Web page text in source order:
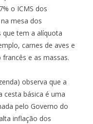
o ICMS dos
mesa dos
que tem a alíquota
carnes de aves e
e as massas.
observa que a
cesta básica é uma
pelo Governo do
inflação dos